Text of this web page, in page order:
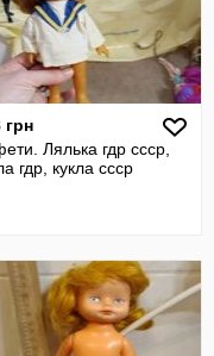
грн
Лялька гдр ссср,
гдр, кукла ссср